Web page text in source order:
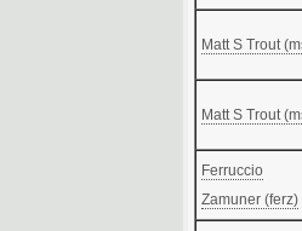
Matt S Trout
Matt S Trout
Ferruccio
Zamuner (‎ferz‎)